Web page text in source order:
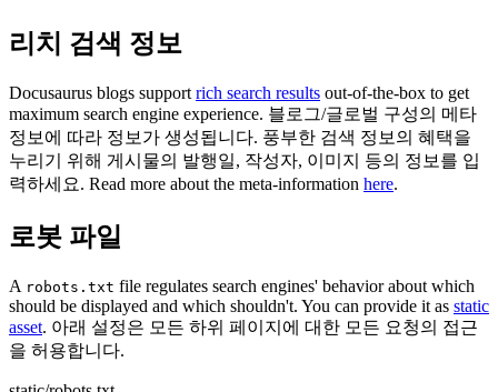
리치 검색 정보
Docusaurus blogs support rich search results out-of-the-box to get
maximum search engine experience. 블로그/글로벌 구성의 메타
정보에 따라 정보가 생성됩니다. 풍부한 검색 정보의 혜택을
누리기 위해 게시물의 발행일, 작성자, 이미지 등의 정보를 입
력하세요. Read more about the meta-information here.
로봇 파일
A robots.txt file regulates search engines' behavior about which
should be displayed and which shouldn't. You can provide it as static
asset. 아래 설정은 모든 하위 페이지에 대한 모든 요청의 접근
을 허용합니다.